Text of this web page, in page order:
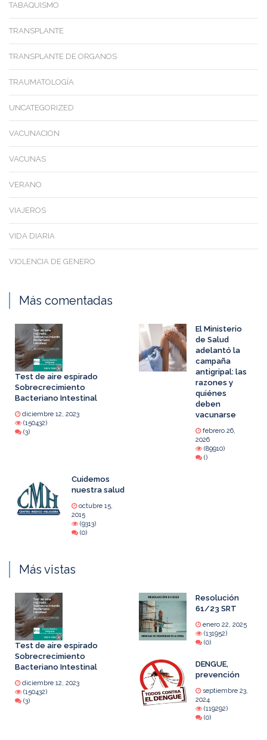
TABAQUISMO
TRANSPLANTE
TRANSPLANTE DE ORGANOS
TRAUMATOLOGÍA
UNCATEGORIZED
VACUNACION
VACUNAS
VERANO
VIAJEROS
VIDA DIARIA
VIOLENCIA DE GENERO
Más comentadas
Test de aire espirado
Sobrecrecimiento
Bacteriano Intestinal
diciembre 12, 2023
(150432)
(3)
El Ministerio
de Salud
adelantó la
campaña
antigripal: las
razones y
quiénes
deben
vacunarse
febrero 26,
2026
(89910)
()
Cuidemos
nuestra salud
octubre 15,
2015
(9313)
(0)
Más vistas
Test de aire espirado
Sobrecrecimiento
Bacteriano Intestinal
diciembre 12, 2023
(150432)
(3)
Resolución
61/23 SRT
enero 22, 2025
(131952)
(0)
DENGUE,
prevención
septiembre 23,
2024
(119292)
(0)